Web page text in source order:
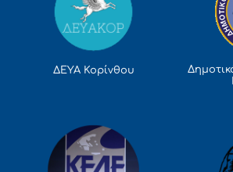
ΔΕΥΑ Κορίνθου